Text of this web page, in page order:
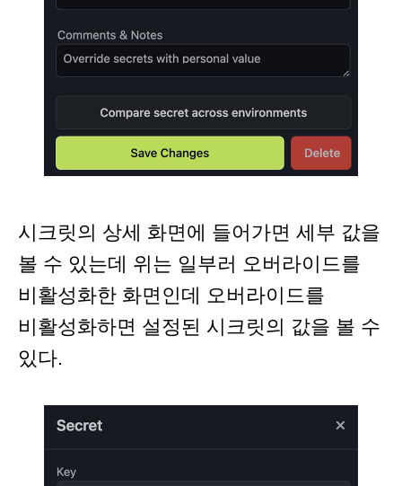
시크릿의 상세 화면에 들어가면 세부 값을
볼 수 있는데 위는 일부러 오버라이드를
비활성화한 화면인데 오버라이드를
비활성화하면 설정된 시크릿의 값을 볼 수
있다.